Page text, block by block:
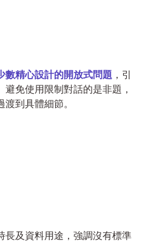
數精心設計的開放式問題 ，引
免使用限制對話的是非題，
到具體細節。
長及資料用途，強調沒有標準